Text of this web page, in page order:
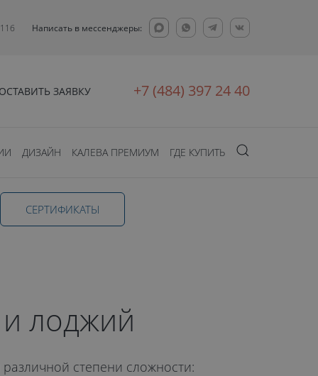
Написать в мессенджеры:
ОСТАВИТЬ ЗАЯВКУ +7 (484) 397 24 40
ДИЗАЙН КАЛЕВА ПРЕМИУМ ГДЕ КУПИТЬ
CЕРТИФИКАТЫ
лоджий
степени сложности: